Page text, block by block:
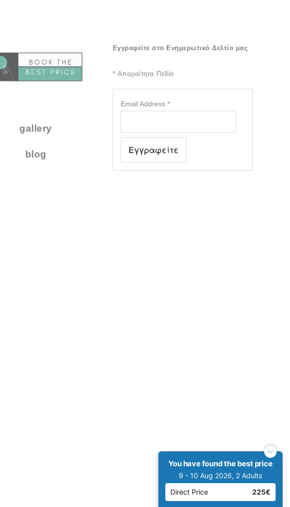
gallery
blog
Εγγραφείτε στο Ενημερωτικό Δελτίο μας
* Απαραίτητα Πεδία
Email Address *
You have found the best price
9 - 10 Aug 2026, 2 Adults
Direct Price
225€